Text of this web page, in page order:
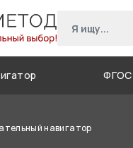
ФГОС
навигатор